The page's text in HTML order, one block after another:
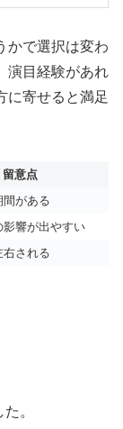
かで選択は変わ
演目経験があれ
に寄せると満足
留意点
間がある
影響が出やすい
右される
。